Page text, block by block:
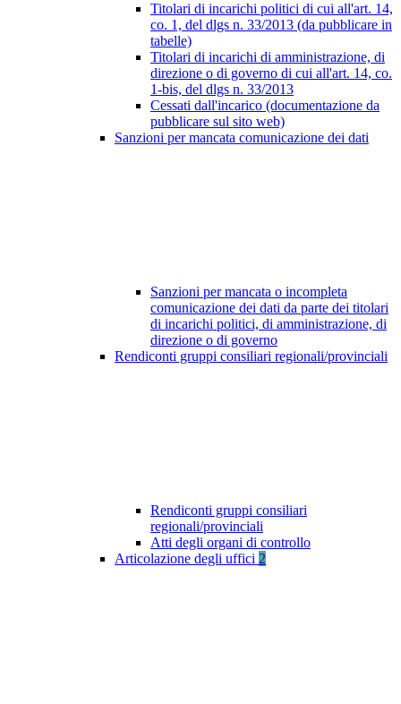
Titolari di incarichi politici di cui all'art. 14,
co. 1, del dlgs n. 33/2013 (da pubblicare in
tabelle)
Titolari di incarichi di amministrazione, di
direzione o di governo di cui all'art. 14, co.
1-bis, del dlgs n. 33/2013
Cessati dall'incarico (documentazione da
pubblicare sul sito web)
Sanzioni per mancata comunicazione dei dati
Sanzioni per mancata o incompleta
comunicazione dei dati da parte dei titolari
di incarichi politici, di amministrazione, di
direzione o di governo
Rendiconti gruppi consiliari regionali/provinciali
Rendiconti gruppi consiliari
regionali/provinciali
Atti degli organi di controllo
Articolazione degli uffici 2